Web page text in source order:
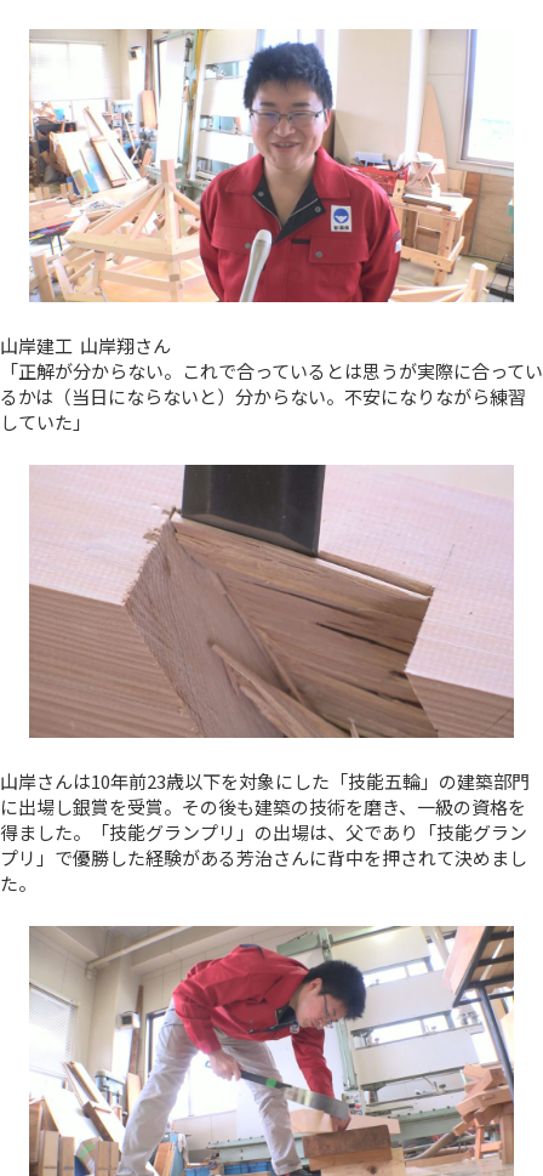
山岸建工 山岸翔さん
「正解が分からない。これで合っているとは思うが実際に合ってい
るかは（当日にならないと）分からない。不安になりながら練習
していた」
山岸さんは10年前23歳以下を対象にした「技能五輪」の建築部門
に出場し銀賞を受賞。その後も建築の技術を磨き、一級の資格を
得ました。「技能グランプリ」の出場は、父であり「技能グラン
プリ」で優勝した経験がある芳治さんに背中を押されて決めまし
た。